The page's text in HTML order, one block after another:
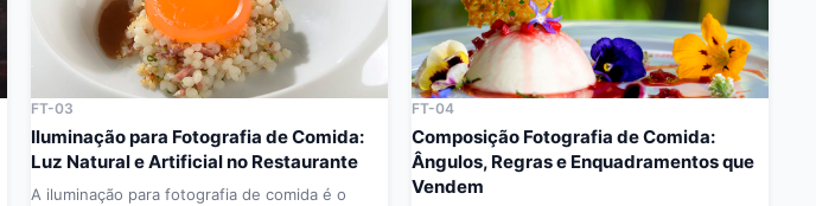
FT-03
Iluminação para Fotografia de Comida:
Luz Natural e Artificial no Restaurante
A iluminação para fotografia de comida é o
FT-04
Composição Fotografia de Comida:
Ângulos, Regras e Enquadramentos que
Vendem